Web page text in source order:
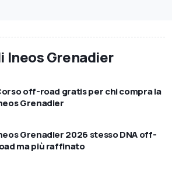
Ineos Grenadier
off-road gratis per chi compra la
Grenadier
Grenadier 2026 stesso DNA off-
ma più raffinato